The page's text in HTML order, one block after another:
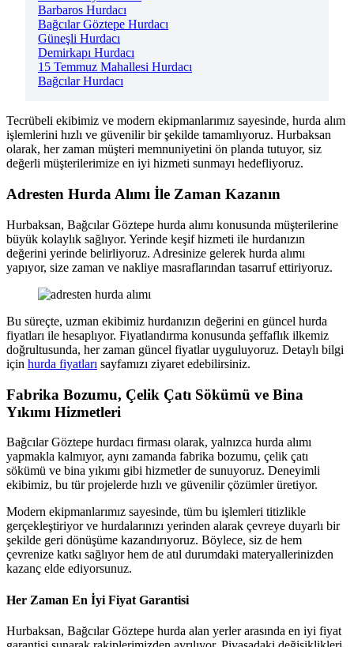
Barbaros Hurdacı
Bağcılar Göztepe Hurdacı
Güneşli Hurdacı
Demirkapı Hurdacı
15 Temmuz Mahallesi Hurdacı
Bağcılar Hurdacı
Tecrübeli ekibimiz ve modern ekipmanlarımız sayesinde, hurda alım
işlemlerini hızlı ve güvenilir bir şekilde tamamlıyoruz. Hurbaksan
olarak, her zaman müşteri memnuniyetini ön planda tutuyor, siz
değerli müşterilerimize en iyi hizmeti sunmayı hedefliyoruz.
Adresten Hurda Alımı İle Zaman Kazanın
Hurbaksan, Bağcılar Göztepe hurda alımı konusunda müşterilerine
büyük kolaylık sağlıyor. Yerinde keşif hizmeti ile hurdanızın
değerini yerinde belirliyoruz. Adresinize gelerek hurda alımı
yapıyor, size zaman ve nakliye masraflarından tasarruf ettiriyoruz.
Bu süreçte, uzman ekibimiz hurdanızın değerini en güncel hurda
fiyatları ile hesaplıyor. Fiyatlandırma konusunda şeffaflık ilkemiz
doğrultusunda, her zaman güncel fiyatlar uyguluyoruz. Detaylı bilgi
için hurda fiyatları sayfamızı ziyaret edebilirsiniz.
Fabrika Bozumu, Çelik Çatı Sökümü ve Bina
Yıkımı Hizmetleri
Bağcılar Göztepe hurdacı firması olarak, yalnızca hurda alımı
yapmakla kalmıyor, aynı zamanda fabrika bozumu, çelik çatı
sökümü ve bina yıkımı gibi hizmetler de sunuyoruz. Deneyimli
ekibimiz, bu tür projelerde hızlı ve güvenilir çözümler üretiyor.
Modern ekipmanlarımız sayesinde, tüm bu işlemleri titizlikle
gerçekleştiriyor ve hurdalarınızı yerinden alarak çevreye duyarlı bir
şekilde geri dönüşüme kazandırıyoruz. Böylece, siz de hem
çevrenize katkı sağlıyor hem de atıl durumdaki materyallerinizden
kazanç elde ediyorsunuz.
Her Zaman En İyi Fiyat Garantisi
Hurbaksan, Bağcılar Göztepe hurda alan yerler arasında en iyi fiyat